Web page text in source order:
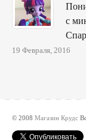
с
19 Февраля, 2016
© 2008 Магазин Крудс